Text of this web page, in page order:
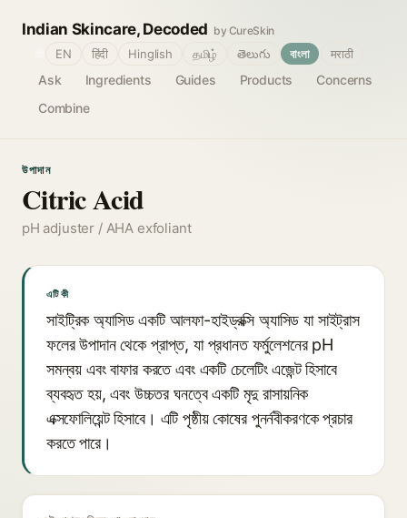
Indian Skincare, Decoded by CureSkin
Ask Ingredients Guides Products
Concerns
Combine
EN हिंदी Hinglish தமிழ் తెలుగు বাংলা मराठी
উপাদান
Citric Acid
pH adjuster / AHA exfoliant
এটি কী
সাইট্রিক অ্যাসিড একটি আলফা-হাইড্রক্সি অ্যাসিড যা সাইট্রাস
ফলের উপাদান থেকে প্রাপ্ত, যা প্রধানত ফর্মুলেশনের pH
সমন্বয় এবং বাফার করতে এবং একটি চেলেটিং এজেন্ট হিসাবে
ব্যবহৃত হয়, এবং উচ্চতর ঘনত্বে একটি মৃদু রাসায়নিক
এক্সফোলিয়েন্ট হিসাবে। এটি পৃষ্ঠীয় কোষের পুনর্নবীকরণকে প্রচার
করতে পারে।